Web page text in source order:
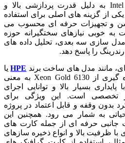
پردازنده Intel Xeon Gold 6130 به دلیل قدرت پردازشی بالا و
از گزینه های اصلی برای استفاده
و تجهیزات حرفه ای محسوب می
به خوبی نیازهای سختگیرانه حوزه
سازی سه بعدی، تحلیل داده های
را پاسخ دهد.
مانند مدل های ساخت برند HPEیا
دیگر سازندگان مطرح، بهره گیری از Xeon Gold 6130 به معنی
بسیار بالا و توانایی اجرای
تخصصی است. این ویژگی برای
بدون وقفه و قابل اعتماد در پروژه
به شمار می رود. همچنین این
جانبی حرفه ای از جمله کارت های
ظرفیت بالا و انواع ذخیره سازهای